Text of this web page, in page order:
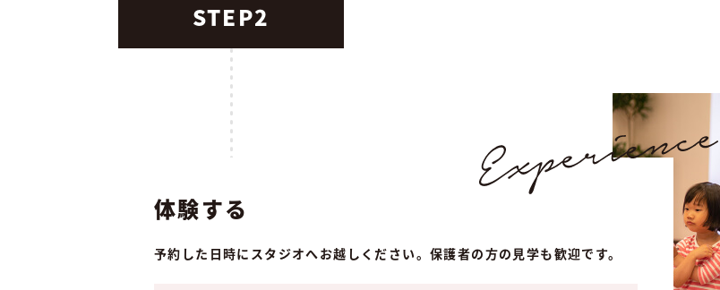
STEP2
体験する
予約した日時にスタジオへお越しください。保護者の方の見学も歓迎です。